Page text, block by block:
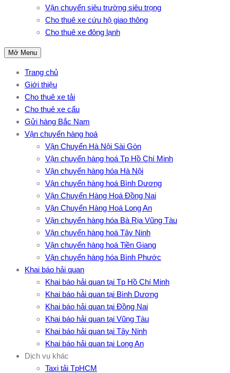
Vận chuyển siêu trường siêu trọng
Cho thuê xe cứu hộ giao thông
Cho thuê xe đông lạnh
Mở Menu
Trang chủ
Giới thiệu
Cho thuê xe tải
Cho thuê xe cẩu
Gửi hàng Bắc Nam
Vận chuyển hàng hoá
Vận Chuyển Hà Nội Sài Gòn
Vận chuyển hàng hoá Tp Hồ Chí Minh
Vận chuyển hàng hóa Hà Nội
Vận chuyển hàng hoá Bình Dương
Vận Chuyển Hàng Hoá Đồng Nai
Vận Chuyển Hàng Hoá Long An
Vận chuyển hàng hóa Bà Rịa Vũng Tàu
Vận chuyển hàng hoá Tây Ninh
Vận chuyển hàng hoá Tiền Giang
Vận chuyển hàng hóa Bình Phước
Khai báo hải quan
Khai báo hải quan tại Tp Hồ Chí Minh
Khai báo hải quan tại Bình Dương
Khai báo hải quan tại Đồng Nai
Khai báo hải quan tại Vũng Tàu
Khai báo hải quan tại Tây Ninh
Khai báo hải quan tại Long An
Dịch vụ khác
Taxi tải TpHCM